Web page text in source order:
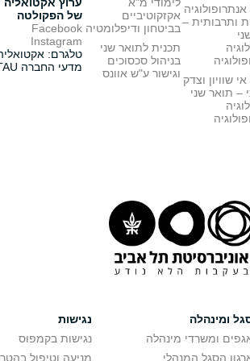
ותרבותית –
שוויון וצדק
– תואר שני
לימודי מ"א
אקזקוטיביים
בביטחון ודיפלומטיה
תכנית לתואר שני
בניהול סכסוכים
וגישור ע"ש אוונס
ערוץ אקטואליה
של הפקולטה
Facebook
Instagram
טלגרם:
מדעי החברה TAU
ומינהלה
ומשרדי מינהלה
הסגל המנהלי
נגישות
נגישות בקמפוס
מניעה וטיפול